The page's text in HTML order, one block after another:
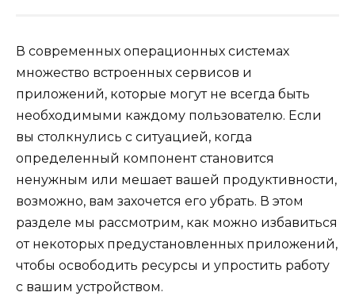
В современных операционных системах
множество встроенных сервисов и
приложений, которые могут не всегда быть
необходимыми каждому пользователю. Если
вы столкнулись с ситуацией, когда
определенный компонент становится
ненужным или мешает вашей продуктивности,
возможно, вам захочется его убрать. В этом
разделе мы рассмотрим, как можно избавиться
от некоторых предустановленных приложений,
чтобы освободить ресурсы и упростить работу
с вашим устройством.